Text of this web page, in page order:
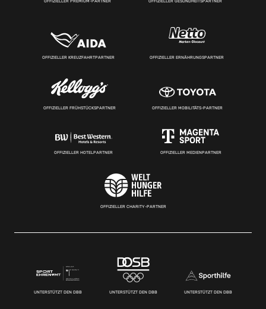
OFFIZIELLER KREUZFAHRTPARTNER OFFIZIELLER ERNÄHRUNGSPARTNER
OFFIZIELLER FRÜHSTÜCKSPARTNER OFFIZIELLER MOBILITÄTS-PARTNER
OFFIZIELLER HOTELPARTNER OFFIZIELLER MEDIENPARTNER
OFFIZIELLER CHARITY-PARTNER
UNTERSTÜTZT DEN DBB UNTERSTÜTZT DEN DBB UNTERSTÜTZT DEN DBB